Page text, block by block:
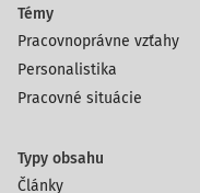
Témy
Pracovnoprávne vzťahy
Personalistika
Pracovné situácie
Typy obsahu
Články